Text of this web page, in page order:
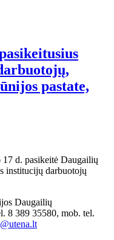
pastate,
d. pasikeitė Daugailių
institucijų darbuotojų
Daugailių
8 389 35580, mob. tel.